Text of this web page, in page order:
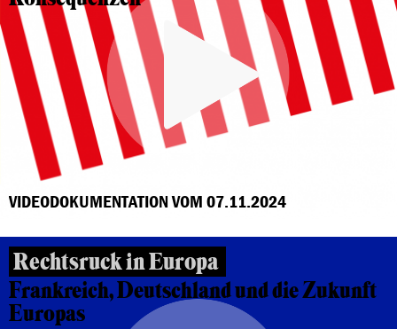
VIDEODOKUMENTATION VOM 07.11.2024
Rechtsruck in Europa
Frankreich, Deutschland und die Zukunft
Europas